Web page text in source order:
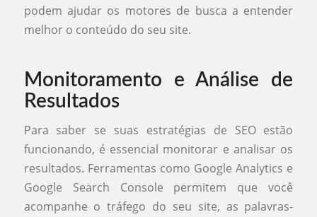
podem ajudar os motores de busca a entender
melhor o conteúdo do seu site.
Monitoramento e Análise de
Resultados
Para saber se suas estratégias de SEO estão
funcionando, é essencial monitorar e analisar os
resultados. Ferramentas como Google Analytics e
Google Search Console permitem que você
acompanhe o tráfego do seu site, as palavras-